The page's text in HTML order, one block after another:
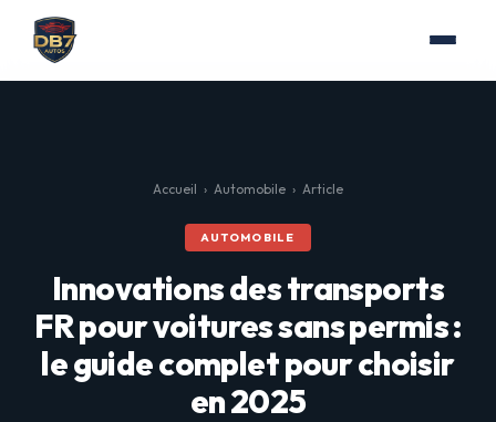
Accueil › Automobile › Article
AUTOMOBILE
Innovations des transports
FR pour voitures sans permis :
le guide complet pour choisir
en 2025